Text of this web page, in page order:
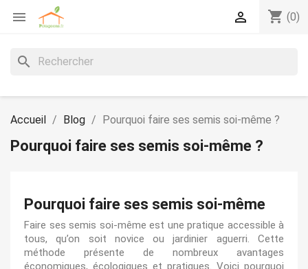
 shopping_cart (0)

search
Accueil Blog Pourquoi faire ses semis soi-même ?
Pourquoi faire ses semis soi-même ?
Pourquoi faire ses semis soi-même
Faire ses semis soi-même est une pratique accessible à
tous, qu’on soit novice ou jardinier aguerri. Cette
méthode présente de nombreux avantages
économiques, écologiques et pratiques. Voici pourquoi